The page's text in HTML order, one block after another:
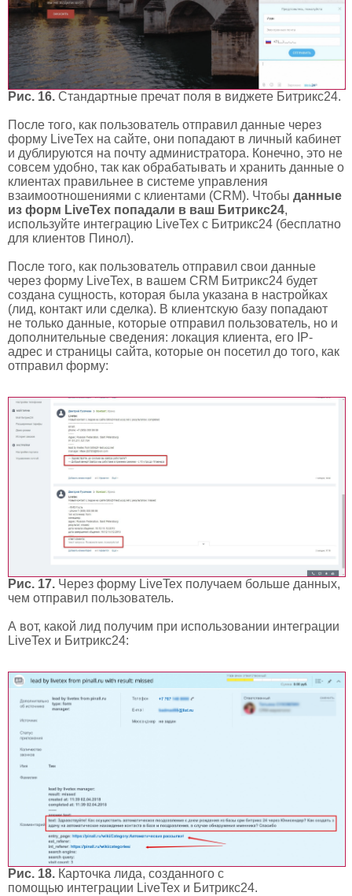
Рис. 16. Стандартные пречат поля в виджете Битрикс24.
После того, как пользователь отправил данные через
форму LiveTex на сайте, они попадают в личный кабинет
и дублируются на почту администратора. Конечно, это не
совсем удобно, так как обрабатывать и хранить данные о
клиентах правильнее в системе управления
взаимоотношениями с клиентами (CRM). Чтобы данные
из форм LiveTex попадали в ваш Битрикс24,
используйте интеграцию LiveTex с Битрикс24 (бесплатно
для клиентов Пинол).
После того, как пользователь отправил свои данные
через форму LiveTex, в вашем CRM Битрикс24 будет
создана сущность, которая была указана в настройках
(лид, контакт или сделка). В клиентскую базу попадают
не только данные, которые отправил пользователь, но и
дополнительные сведения: локация клиента, его IP-
адрес и страницы сайта, которые он посетил до того, как
отправил форму:
Рис. 17. Через форму LiveTex получаем больше данных,
чем отправил пользователь.
А вот, какой лид получим при использовании интеграции
LiveTex и Битрикс24:
Рис. 18. Карточка лида, созданного с
помощью интеграции LiveTex и Битрикс24.